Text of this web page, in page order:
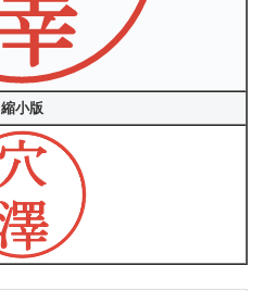
縮小版